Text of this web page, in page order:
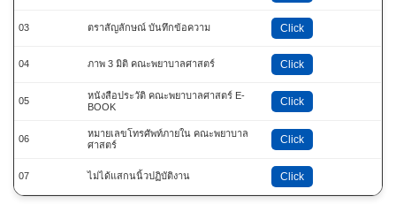
03 ตราสัญลักษณ์ บันทึกข้อความ Click
04 ภาพ 3 มิติ คณะพยาบาลศาสตร์ Click
05
หนังสือประวัติ คณะพยาบาลศาสตร์ E-
BOOK
Click
06
หมายเลขโทรศัพท์ภายใน คณะพยาบาล
ศาสตร์
Click
07 ไม่ได้แสกนนิ้วปฏิบัติงาน Click